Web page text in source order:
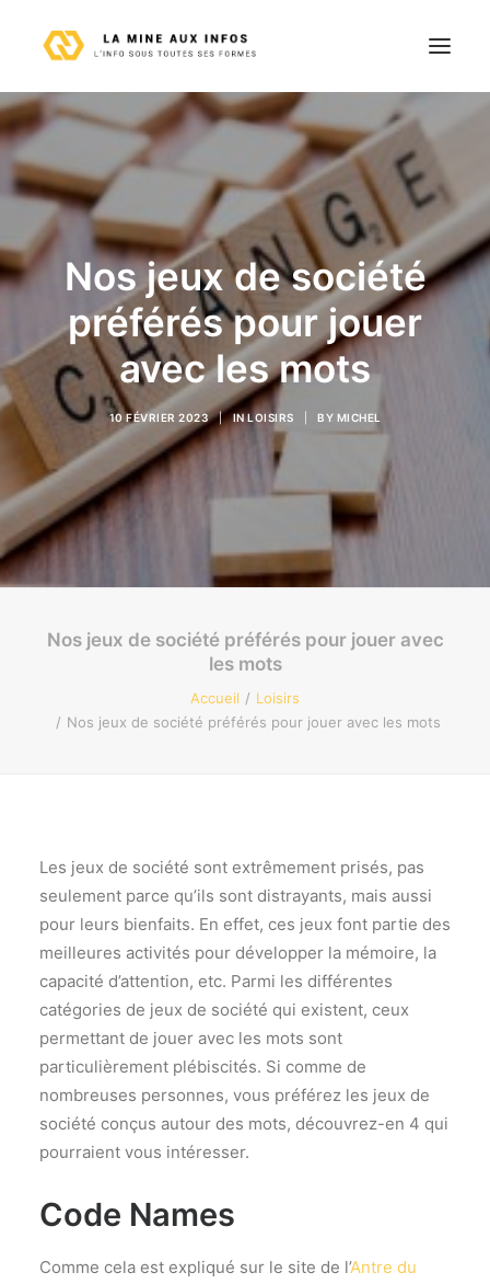
Entreprise
Finance
Immobilier
Loisirs
Maison
Technologie
Voyages
Recherche
Nos jeux de société
préférés pour jouer
avec les mots
10 FÉVRIER 2023 | INLOISIRS BY MICHEL
Nos jeux de société préférés pour jouer avec
les mots
Accueil
Loisirs
Nos jeux de société préférés pour jouer avec les mots
Les jeux de société sont extrêmement prisés, pas
seulement parce qu’ils sont distrayants, mais aussi
pour leurs bienfaits. En effet, ces jeux font partie des
meilleures activités pour développer la mémoire, la
capacité d’attention, etc. Parmi les différentes
catégories de jeux de société qui existent, ceux
permettant de jouer avec les mots sont
particulièrement plébiscités. Si comme de
nombreuses personnes, vous préférez les jeux de
société conçus autour des mots, découvrez-en 4 qui
pourraient vous intéresser.
Code Names
Comme cela est expliqué sur le site de l’Antre du